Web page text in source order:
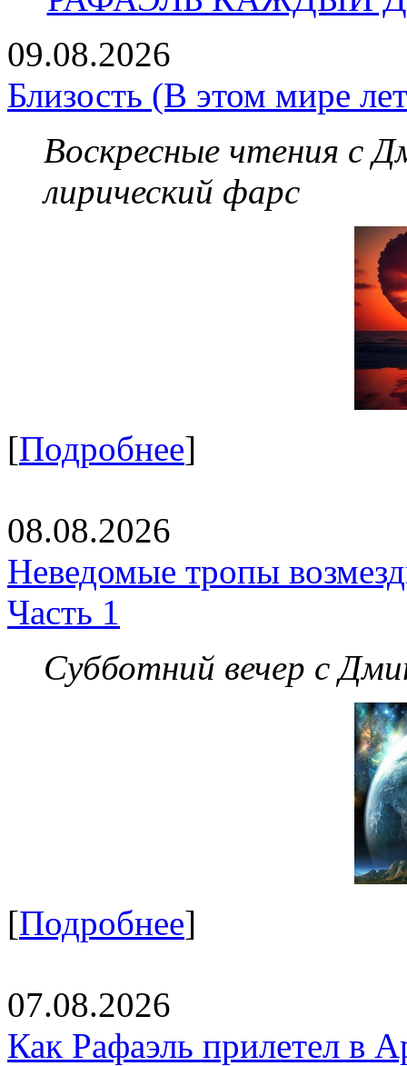
09.08.2026
Близость (В этом мире
Воскресные чтения с
лирический фарс
[Подробнее]
08.08.2026
Неведомые тропы
Часть 1
Субботний вечер с
[Подробнее]
07.08.2026
Как Рафаэль прилетел в